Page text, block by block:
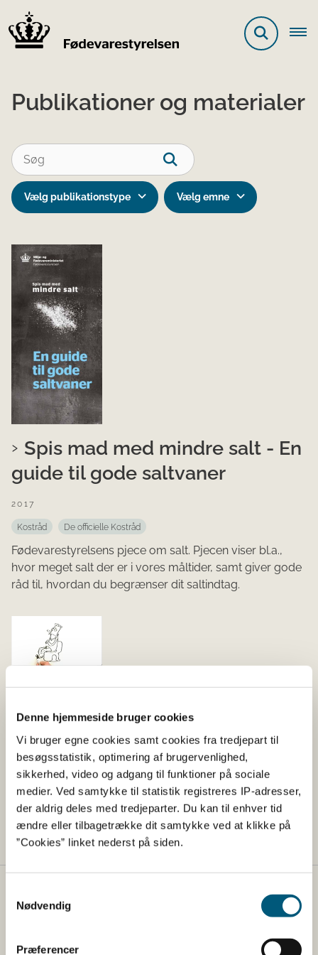
Denne hjemmeside bruger cookies
Vi bruger egne cookies samt cookies fra tredjepart til
besøgsstatistik, optimering af brugervenlighed,
sikkerhed, video og adgang til funktioner på sociale
medier. Ved samtykke til statistik registreres IP-adresser,
der aldrig deles med tredjeparter. Du kan til enhver tid
ændre eller tilbagetrække dit samtykke ved at klikke på
”Cookies” linket nederst på siden.
Nødvendig
Præferencer
Publikationer og materialer
Vælg publikationstype Vælg emne
Spis mad med mindre salt - En
guide til gode saltvaner
2017
Kostråd De officielle Kostråd
Fødevarestyrelsens pjece om salt. Pjecen viser bl.a.,
hvor meget salt der er i vores måltider, samt giver gode
råd til, hvordan du begrænser dit saltindtag.
Se videoen: Derfor bør du
skylle frugt og grønt
2017
Fødevarer Hygiejne
Anders Morgenthaler har illustreret filmen, der husker os
på, at vi altid skal skylle krydderurter og salat.
Fødevarestyrelsen
Erhvervsministeriet. Styrelsen arbejder med hele